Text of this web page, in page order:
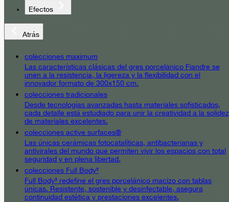
Efectos
Atrás
colecciones maximum
Las características clásicas del gres porcelánico Fiandre se
unen a la resistencia, la ligereza y la flexibilidad con el
innovador formato de 300x150 cm.
colecciones tradicionales
Desde tecnologías avanzadas hasta materiales sofisticados,
cada detalle está estudiado para unir la creatividad a la solidez
de materiales excelentes.
colecciones active surfaces®
Las únicas cerámicas fotocatalíticas, antibacterianas y
antivirales del mundo que permiten vivir los espacios con total
seguridad y en plena libertad.
colecciones Full Body³
Full Body³ redefine el gres porcelánico macizo con tablas
únicas. Resistente, sostenible y desinfectable, asegura
continuidad estética y prestaciones excelentes.